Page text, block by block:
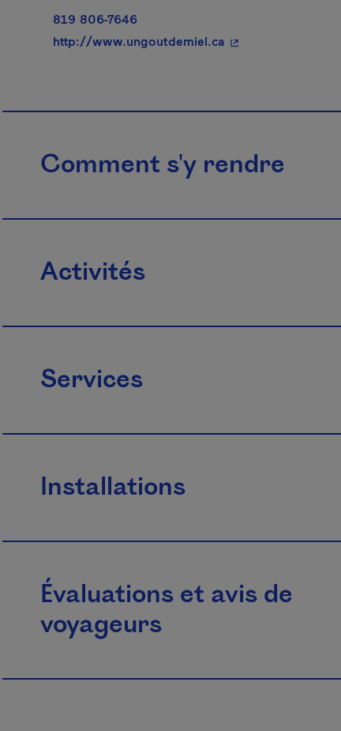
819 806-7646
http://www.ungoutdemiel.ca - Cet hyperlien
Comment s'y rendre
Activités
Services
Installations
Évaluations et avis de
voyageurs